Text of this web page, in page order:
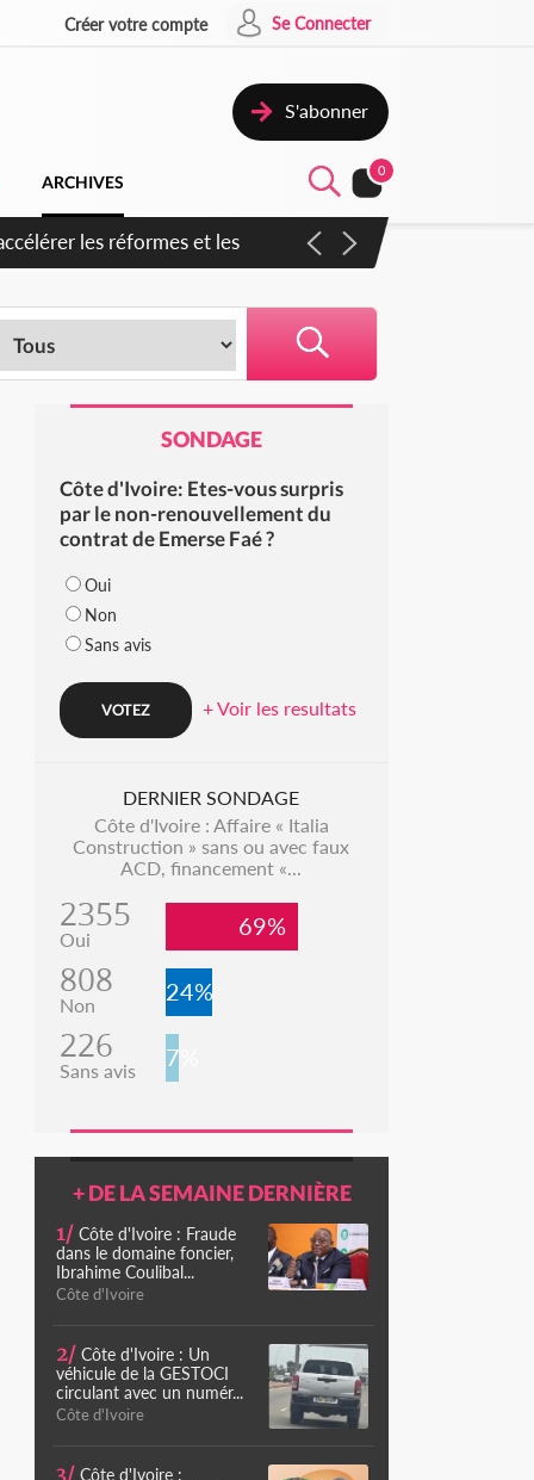
Créer votre compte Se Connecter
S'abonner
ARCHIVES
0
SONDAGE
Côte d'Ivoire: Etes-vous surpris
par le non-renouvellement du
contrat de Emerse Faé ?
Oui
Non
Sans avis
+ Voir les resultats
DERNIER SONDAGE
Côte d'Ivoire : Affaire « Italia
Construction » sans ou avec faux
ACD, financement «...
2355
Oui 69%
808
Non 24%
226
Sans avis 7%
+ DE LA SEMAINE DERNIÈRE
1/ Côte d'Ivoire : Fraude
dans le domaine foncier,
Ibrahime Coulibal...
Côte d'Ivoire
2/ Côte d'Ivoire : Un
véhicule de la GESTOCI
circulant avec un numér...
Côte d'Ivoire
3/ Côte d'Ivoire :